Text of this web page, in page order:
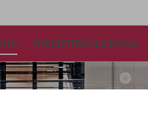
FREIZEITBEKLEIDUNG